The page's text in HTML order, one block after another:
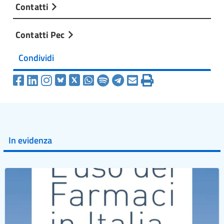
Contatti
Contatti Pec
Condividi
In evidenza